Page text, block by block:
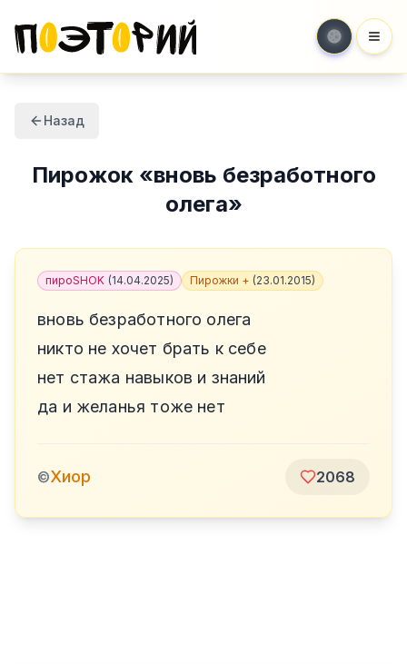
Назад
Пирожок«вновь безработного
олега»
пироSHOK (14.04.2025) Пирожки + (23.01.2015)
вновь безработного олега
никто не хочет брать к себе
нет стажа навыков и знаний
да и желанья тоже нет
©Хиор 2068